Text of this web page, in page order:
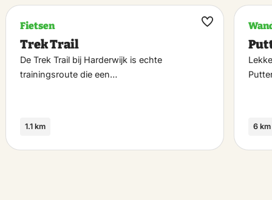
Fietsen
Trek Trail
De Trek Trail bij Harderwijk is echte
trainingsroute die een…
1.1 km
Maak
6 km